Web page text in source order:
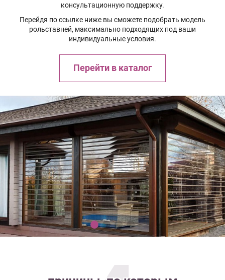
консультационную поддержку.
Перейдя по ссылке ниже вы сможете подобрать модель
рольставней, максимально подходящих под ваши
индивидуальные условия.
Перейти в каталог